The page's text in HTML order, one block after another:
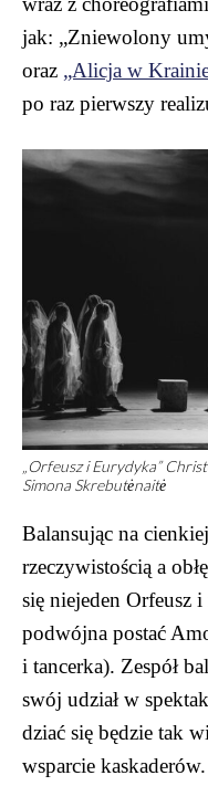
jak: „Zniewolony
oraz „Alicja w
po raz pierwszy
„Orfeusz i Eurydyka”
Simona Skrebutėnaitė
Balansując na
rzeczywistością a
się niejeden Orfeusz
podwójna postać
i tancerka). Zespół
swój udział w
dziać się będzie tak
wsparcie